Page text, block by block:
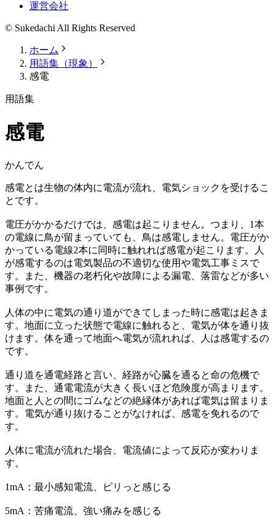
運営会社
© Sukedachi All Rights Reserved
ホーム
用語集（現象）
感電
用語集
感電
かんでん
感電とは生物の体内に電流が流れ、電気ショックを受けるこ
とです。
電圧がかかるだけでは、感電は起こりません。つまり、1本
の電線に鳥が留まっていても、鳥は感電しません。電圧がか
かっている電線2本に同時に触れれば感電が起こります。人
が感電するのは電気製品の不適切な使用や電気工事ミスで
す。また、機器の老朽化や故障による漏電、落雷などが多い
事例です。
人体の中に電気の通り道ができてしまった時に感電は起きま
す。地面に立った状態で電線に触れると、電気が体を通り抜
けます。体を通って地面へ電気が流れれば、人は感電するの
です。
通り道を通電経路と言い、経路が心臓を通ると命の危機で
す。また、通電電流が大きく長いほど危険度が高まります。
地面と人との間にゴムなどの絶縁体があれば電気は留まりま
す。電気が通り抜けることがなければ、感電を免れるので
す。
人体に電流が流れた場合、電流値によって反応が変わりま
す。
1mA：最小感知電流、ピリっと感じる
5mA：苦痛電流、強い痛みを感じる